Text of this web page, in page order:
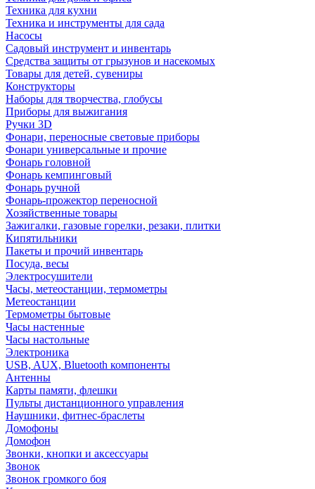
Техника для кухни
Техника и инструменты для сада
Насосы
Садовый инструмент и инвентарь
Средства защиты от грызунов и насекомых
Товары для детей, сувениры
Конструкторы
Наборы для творчества, глобусы
Приборы для выжигания
Ручки 3D
Фонари, переносные световые приборы
Фонари универсальные и прочие
Фонарь головной
Фонарь кемпинговый
Фонарь ручной
Фонарь-прожектор переносной
Хозяйственные товары
Зажигалки, газовые горелки, резаки, плитки
Кипятильники
Пакеты и прочий инвентарь
Посуда, весы
Электросушители
Часы, метеостанции, термометры
Метеостанции
Термометры бытовые
Часы настенные
Часы настольные
Электроника
USB, AUX, Bluetooth компоненты
Антенны
Карты памяти, флешки
Пульты дистанционного управления
Наушники, фитнес-браслеты
Домофоны
Домофон
Звонки, кнопки и аксессуары
Звонок
Звонок громкого боя